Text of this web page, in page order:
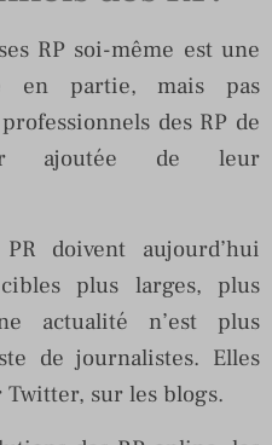
RP soi-même est une
en partie, mais pas
des RP de
ajoutée de leur
doivent aujourd’hui
plus larges, plus
actualité n’est plus
de journalistes. Elles
Twitter, sur les blogs.